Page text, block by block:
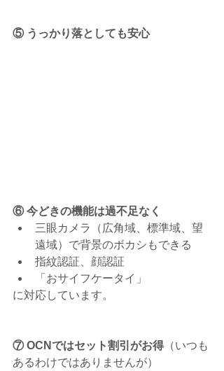
⑤ うっかり落としても安心
⑥ 今どきの機能は過不足なく
三眼カメラ（広角域、標準域、望
遠域）で背景のボカシもできる
指紋認証、顔認証
「おサイフケータイ」
に対応しています。
⑦ OCNではセット割引がお得（いつも
あるわけではありませんが）